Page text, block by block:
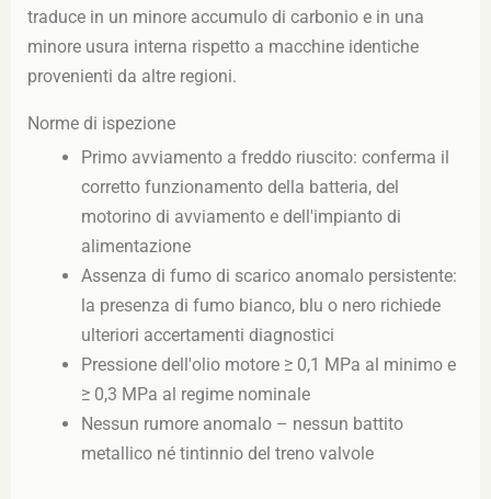
traduce in un minore accumulo di carbonio e in una
minore usura interna rispetto a macchine identiche
provenienti da altre regioni.
Norme di ispezione
Primo avviamento a freddo riuscito: conferma il
corretto funzionamento della batteria, del
motorino di avviamento e dell'impianto di
alimentazione
Assenza di fumo di scarico anomalo persistente:
la presenza di fumo bianco, blu o nero richiede
ulteriori accertamenti diagnostici
Pressione dell'olio motore ≥ 0,1 MPa al minimo e
≥ 0,3 MPa al regime nominale
Nessun rumore anomalo – nessun battito
metallico né tintinnio del treno valvole